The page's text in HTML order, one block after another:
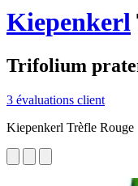
Kiepenkerl
Trifolium
3 évaluations client
Kiepenkerl Trèfle Rouge